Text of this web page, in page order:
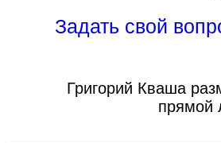
Задать свой
Григорий Кваша
прямой